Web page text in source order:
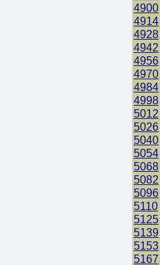
4900
4914
4928
4942
4956
4970
4984
4998
5012
5026
5040
5054
5068
5082
5096
5110
5125
5139
5153
5167